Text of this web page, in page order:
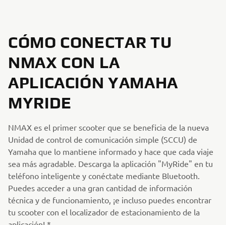
CÓMO CONECTAR TU
NMAX CON LA
APLICACIÓN YAMAHA
MYRIDE
NMAX es el primer scooter que se beneficia de la nueva
Unidad de control de comunicación simple (SCCU) de
Yamaha que lo mantiene informado y hace que cada viaje
sea más agradable. Descarga la aplicación "MyRide" en tu
teléfono inteligente y conéctate mediante Bluetooth.
Puedes acceder a una gran cantidad de información
técnica y de funcionamiento, ¡e incluso puedes encontrar
tu scooter con el localizador de estacionamiento de la